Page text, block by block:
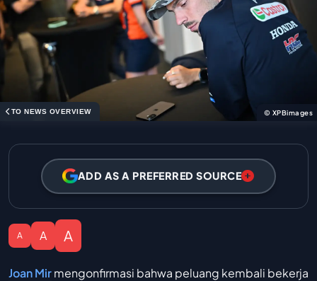
TO NEWS OVERVIEW © XPBimages
ADD AS A PREFERRED SOURCE
A A A
Joan Mirmengonfirmasi bahwa peluang kembali bekerja